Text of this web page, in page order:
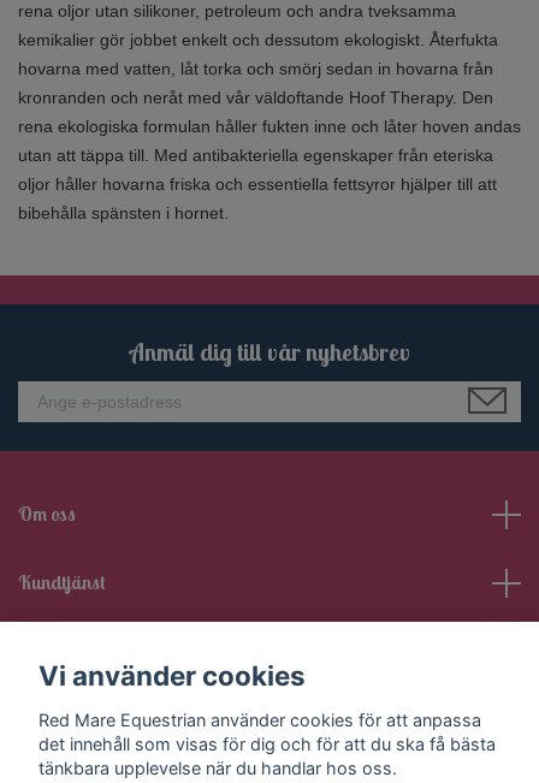
rena oljor utan silikoner, petroleum och andra tveksamma
kemikalier gör jobbet enkelt och dessutom ekologiskt. Återfukta
hovarna med vatten, låt torka och smörj sedan in hovarna från
kronranden och neråt med vår väldoftande Hoof Therapy. Den
rena ekologiska formulan håller fukten inne och låter hoven andas
utan att täppa till. Med antibakteriella egenskaper från eteriska
oljor håller hovarna friska och essentiella fettsyror hjälper till att
bibehålla spänsten i hornet.
Anmäl dig till vår nyhetsbrev
Om oss
Kundtjänst
Sociala medier
Vi använder cookies
Red Mare Equestrian använder cookies för att anpassa
det innehåll som visas för dig och för att du ska få bästa
tänkbara upplevelse när du handlar hos oss.